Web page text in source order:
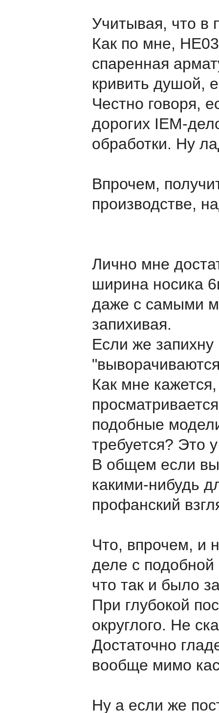
Учитывая, что в
Как по мне,
спаренная
кривить душой,
Честно говоря,
дорогих IEM-
обработки. Ну
Впрочем,
производстве,
Лично мне
ширина носика
даже с самыми
запихивая.
Если же
Как мне
подобные
требуется? Это
В общем если вы
какими-нибудь
профанский
Что, впрочем, и
деле с
что так и было
При глубокой
округлого. Не
Достаточно
вообще мимо
Ну а если же